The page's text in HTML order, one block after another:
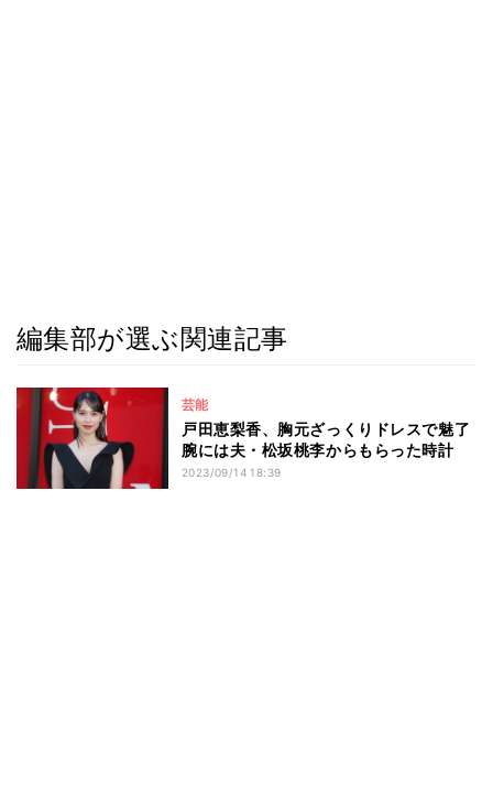
編集部が選ぶ関連記事
芸能
戸田恵梨香、胸元ざっくりドレスで魅了
腕には夫・松坂桃李からもらった時計
2023/09/14 18:39